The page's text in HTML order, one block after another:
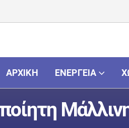
ΑΡΧΙΚΉ ΕΝΈΡΓΕΙΑ